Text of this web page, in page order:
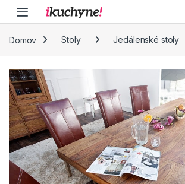
Skip to navigation
Skip to content
Domov Stoly Jedálenské stoly